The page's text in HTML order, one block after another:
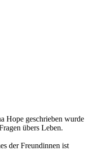
Hope geschrieben wurde
übers Leben.
der Freundinnen ist